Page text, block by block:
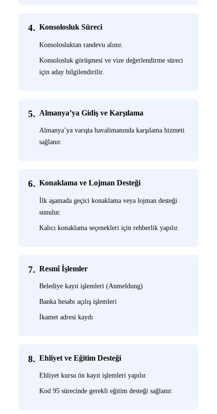
4. Konsolosluk Süreci
Konsolosluktan randevu alınır.
Konsolosluk görüşmesi ve vize değerlendirme süreci
için aday bilgilendirilir.
5. Almanya’ya Gidiş ve Karşılama
Almanya’ya varışta havalimanında karşılama hizmeti
sağlanır.
6. Konaklama ve Lojman Desteği
İlk aşamada geçici konaklama veya lojman desteği
sunulur.
Kalıcı konaklama seçenekleri için rehberlik yapılır.
7. Resmî İşlemler
Belediye kayıt işlemleri (Anmeldung)
Banka hesabı açılış işlemleri
İkamet adresi kaydı
8. Ehliyet ve Eğitim Desteği
Ehliyet kursu ön kayıt işlemleri yapılır.
Kod 95 sürecinde gerekli eğitim desteği sağlanır.